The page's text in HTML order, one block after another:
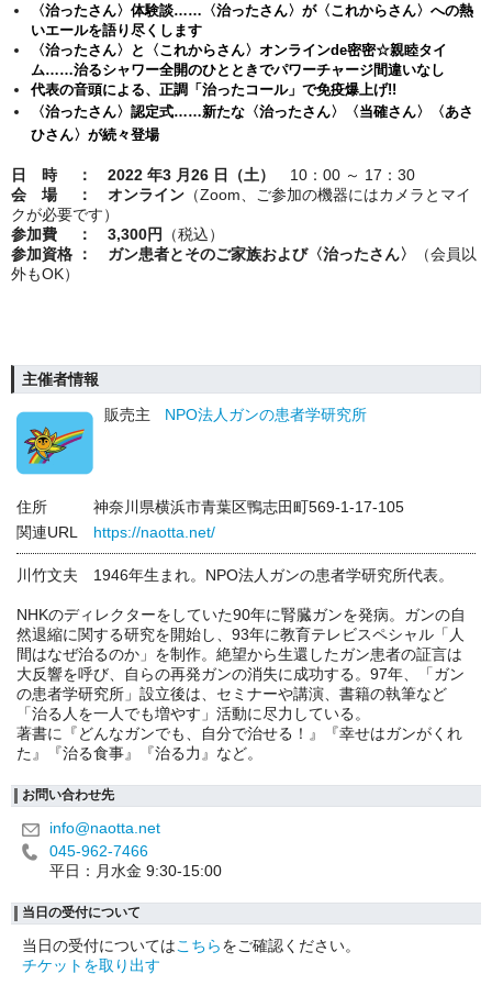
〈治ったさん〉体験談……〈治ったさん〉が〈これからさん〉への熱
いエールを語り尽くします
〈治ったさん〉と〈これからさん〉オンラインde密密☆親睦タイ
ム……治るシャワー全開のひとときでパワーチャージ間違いなし
代表の音頭による、正調「治ったコール」で免疫爆上げ!!
〈治ったさん〉認定式……新たな〈治ったさん〉〈当確さん〉〈あさ
ひさん〉が続々登場
日 時 ： 2022 年3 月26 日（土）
10：00 ～ 17：30
会 場 ： オンライン （Zoom、ご参加の機器にはカメラとマイ
クが必要です）
参加費 ： 3,300円
（税込）
参加資格 ： ガン患者とそのご家族および〈治ったさん〉
（会員以
外もOK）
主催者情報
販売主
NPO法人ガンの患者学研究所
住所
神奈川県横浜市青葉区鴨志田町569-1-17-105
関連URL
https://naotta.net/
川竹文夫 1946年生まれ。NPO法人ガンの患者学研究所代表。
NHKのディレクターをしていた90年に腎臓ガンを発病。ガンの自
然退縮に関する研究を開始し、93年に教育テレビスペシャル「人
間はなぜ治るのか」を制作。絶望から生還したガン患者の証言は
大反響を呼び、自らの再発ガンの消失に成功する。97年、「ガン
の患者学研究所」設立後は、セミナーや講演、書籍の執筆など
「治る人を一人でも増やす」活動に尽力している。
著書に『どんなガンでも、自分で治せる！』『幸せはガンがくれ
た』『治る食事』『治る力』など。
お問い合わせ先
info@naotta.net
045-962-7466
平日：月水金 9:30-15:00
当日の受付について
当日の受付についてはこちらをご確認ください。
チケットを取り出す